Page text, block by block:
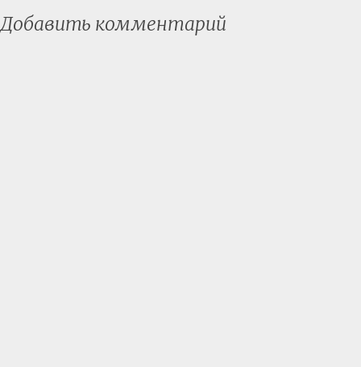
Добавить комментарий